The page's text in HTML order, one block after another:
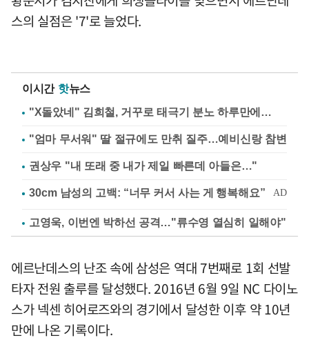
스의 실점은 '7'로 늘었다.
이시간 핫뉴스
"X돌았네" 김희철, 거꾸로 태극기 분노 하루만에…
"엄마 무서워" 딸 절규에도 만취 질주…예비신랑 참변
권상우 "내 또래 중 내가 제일 빠른데 아들은…"
고영욱, 이번엔 박하선 공격…"류수영 열심히 일해야"
에르난데스의 난조 속에 삼성은 역대 7번째로 1회 선발
타자 전원 출루를 달성했다. 2016년 6월 9일 NC 다이노
스가 넥센 히어로즈와의 경기에서 달성한 이후 약 10년
만에 나온 기록이다.